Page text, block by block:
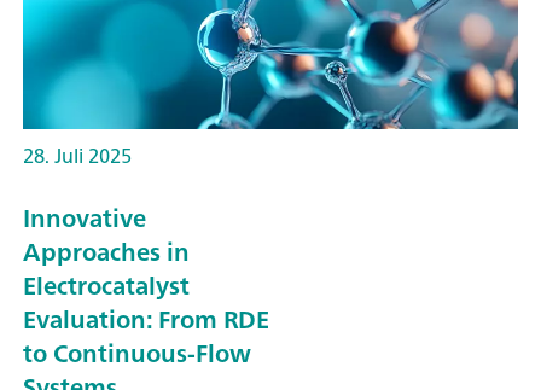
28. Juli 2025
Innovative
Approaches in
Electrocatalyst
Evaluation: From RDE
to Continuous-Flow